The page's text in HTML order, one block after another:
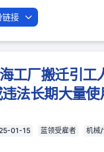
链接
工厂搬迁引工
法长期大量使
01-15 蓝领受雇者
机械